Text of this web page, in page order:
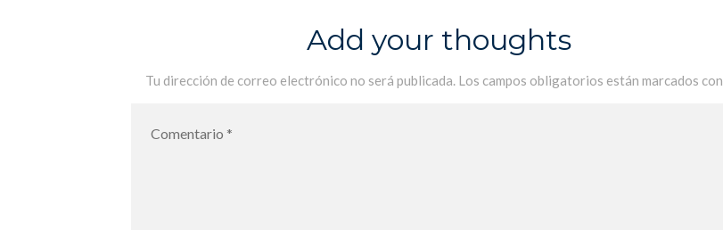
Add your thoughts
Tu dirección de correo electrónico no será publicada. Los campos obligatorios están marcados con